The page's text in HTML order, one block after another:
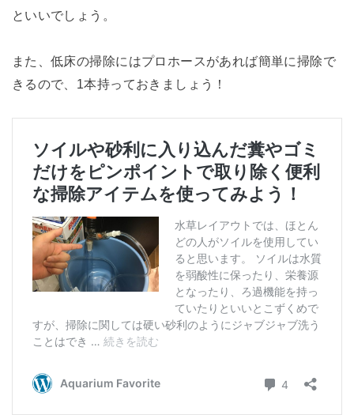
といいでしょう。
また、低床の掃除にはプロホースがあれば簡単に掃除で
きるので、1本持っておきましょう！